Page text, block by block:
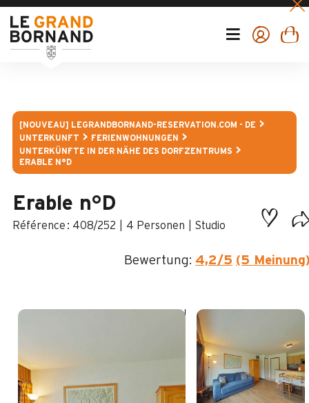
[NOUVEAU] LEGRANDBORNAND-RESERVATION.COM - DE
UNTERKUNFT
FERIENWOHNUNGEN
UNTERKÜNFTE IN DER NÄHE DES DORFZENTRUMS
ERABLE N°D
Erable n°D
: 408/252 4 Personen Studio
Bewertung: 4,2/5 (5